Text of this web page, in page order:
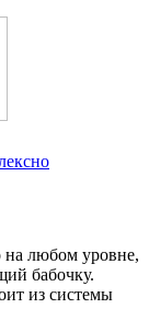
на любом уровне,
бабочку.
из системы